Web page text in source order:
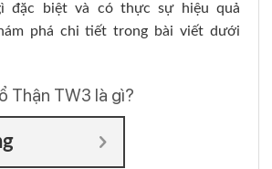
đặc biệt và có thực sự hiệu quả
phá chi tiết trong bài viết dưới
Thận TW3 là gì?